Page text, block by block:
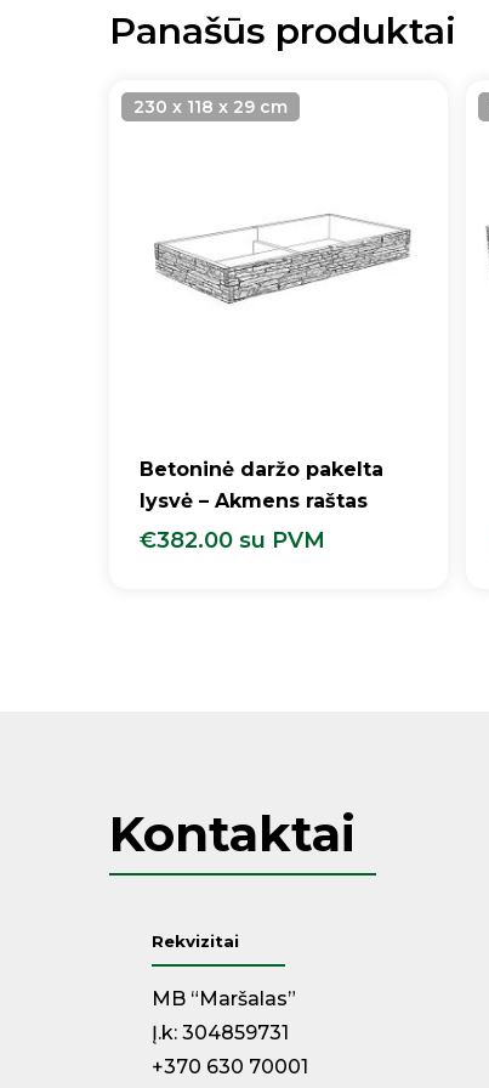
Panašūs produktai
Betoninė daržo pakelta
lysvė – Akmens raštas
€382.00 su PVM
230 x 118 x 29 cm
Kontaktai
Rekvizitai
MB “Maršalas”
Į.k: 304859731
+370 630 70001